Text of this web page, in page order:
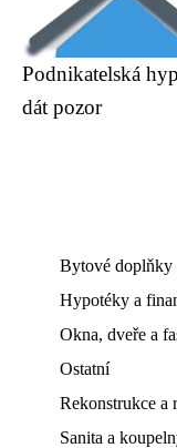
Podnikatelská
dát pozor
Bytové doplňky
Hypotéky a
Okna, dveře a
Ostatní
Rekonstrukce a
Sanita a